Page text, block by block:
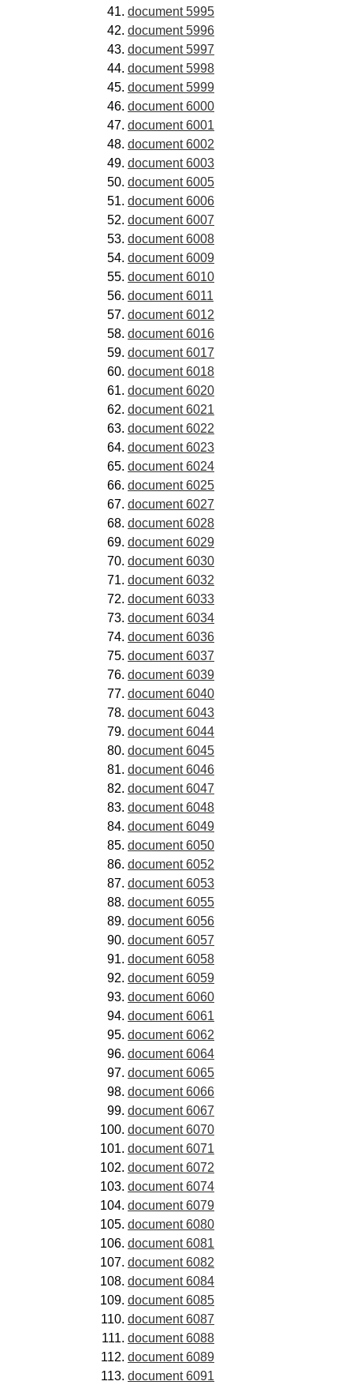
document 5995
document 5996
document 5997
document 5998
document 5999
document 6000
document 6001
document 6002
document 6003
document 6005
document 6006
document 6007
document 6008
document 6009
document 6010
document 6011
document 6012
document 6016
document 6017
document 6018
document 6020
document 6021
document 6022
document 6023
document 6024
document 6025
document 6027
document 6028
document 6029
document 6030
document 6032
document 6033
document 6034
document 6036
document 6037
document 6039
document 6040
document 6043
document 6044
document 6045
document 6046
document 6047
document 6048
document 6049
document 6050
document 6052
document 6053
document 6055
document 6056
document 6057
document 6058
document 6059
document 6060
document 6061
document 6062
document 6064
document 6065
document 6066
document 6067
document 6070
document 6071
document 6072
document 6074
document 6079
document 6080
document 6081
document 6082
document 6084
document 6085
document 6087
document 6088
document 6089
document 6091